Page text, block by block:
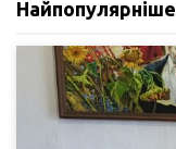
Найпопулярніше